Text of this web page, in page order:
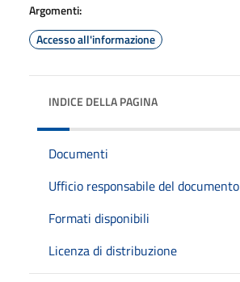
Argomenti:
Accesso all'informazione
INDICE DELLA PAGINA
Documenti
Ufficio responsabile del documento
Formati disponibili
Licenza di distribuzione